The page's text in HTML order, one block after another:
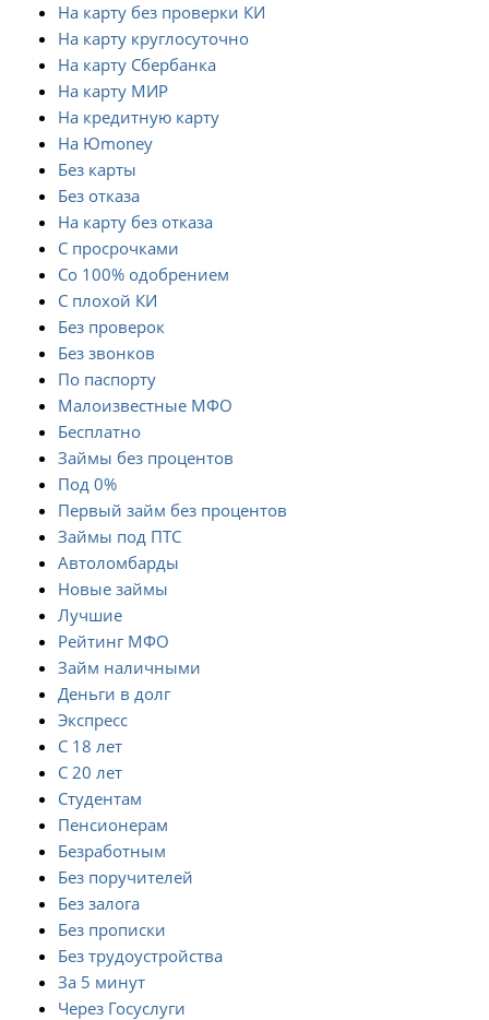
На карту без проверки КИ
На карту круглосуточно
На карту Сбербанка
На карту МИР
На кредитную карту
На Юmoney
Без карты
Без отказа
На карту без отказа
С просрочками
Со 100% одобрением
С плохой КИ
Без проверок
Без звонков
По паспорту
Малоизвестные МФО
Бесплатно
Займы без процентов
Под 0%
Первый займ без процентов
Займы под ПТС
Автоломбарды
Новые займы
Лучшие
Рейтинг МФО
Займ наличными
Деньги в долг
Экспресс
С 18 лет
С 20 лет
Студентам
Пенсионерам
Безработным
Без поручителей
Без залога
Без прописки
Без трудоустройства
За 5 минут
Через Госуслуги